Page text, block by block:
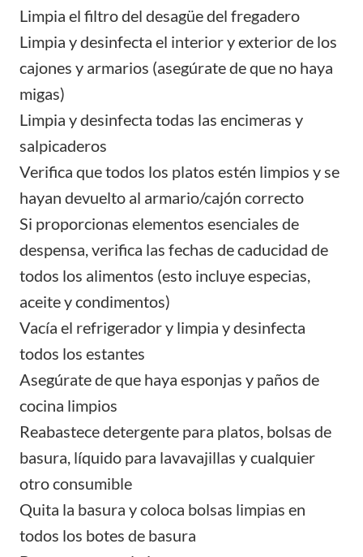
Limpia el filtro del desagüe del fregadero
Limpia y desinfecta el interior y exterior de los
cajones y armarios (asegúrate de que no haya
migas)
Limpia y desinfecta todas las encimeras y
salpicaderos
Verifica que todos los platos estén limpios y se
hayan devuelto al armario/cajón correcto
Si proporcionas elementos esenciales de
despensa, verifica las fechas de caducidad de
todos los alimentos (esto incluye especias,
aceite y condimentos)
Vacía el refrigerador y limpia y desinfecta
todos los estantes
Asegúrate de que haya esponjas y paños de
cocina limpios
Reabastece detergente para platos, bolsas de
basura, líquido para lavavajillas y cualquier
otro consumible
Quita la basura y coloca bolsas limpias en
todos los botes de basura